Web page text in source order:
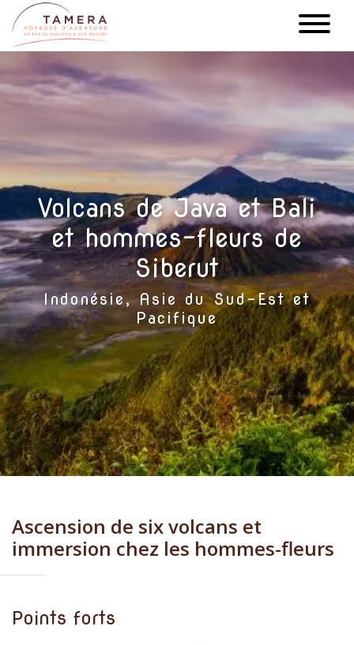
Aller
au
contenu
Volcans de Java et Bali
et hommes-fleurs de
Siberut
Indonésie, Asie du Sud-Est et
Pacifique
Ascension de six volcans et
immersion chez les hommes-fleurs
Points forts